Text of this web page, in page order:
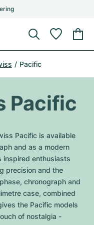
Pacific
Pacific
Pacific is available
and as a modern
inspired enthusiasts
precision and the
chronograph and
case, combined
the Pacific models
of nostalgia -